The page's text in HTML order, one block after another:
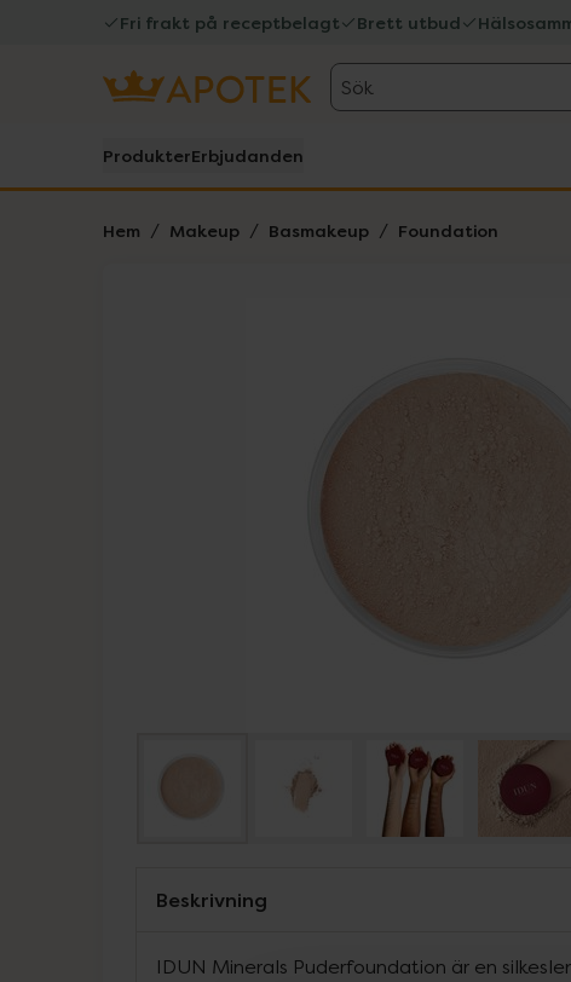
Fri frakt på receptbelagt Brett utbud
Sök
ProdukterErbjudanden
Hem Makeup Basmakeup Foundation
Beskrivning
IDUN Minerals Puderfoundation är en